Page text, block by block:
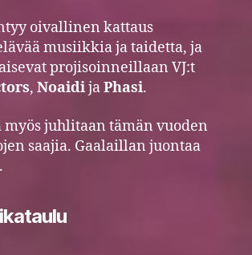
oivallinen kattaus
musiikkia ja taidetta, ja
projisoinneillaan VJ:t
, NoaidijaPhasi.
myös juhlitaan tämän vuoden
saajia. Gaalaillan juontaa
.